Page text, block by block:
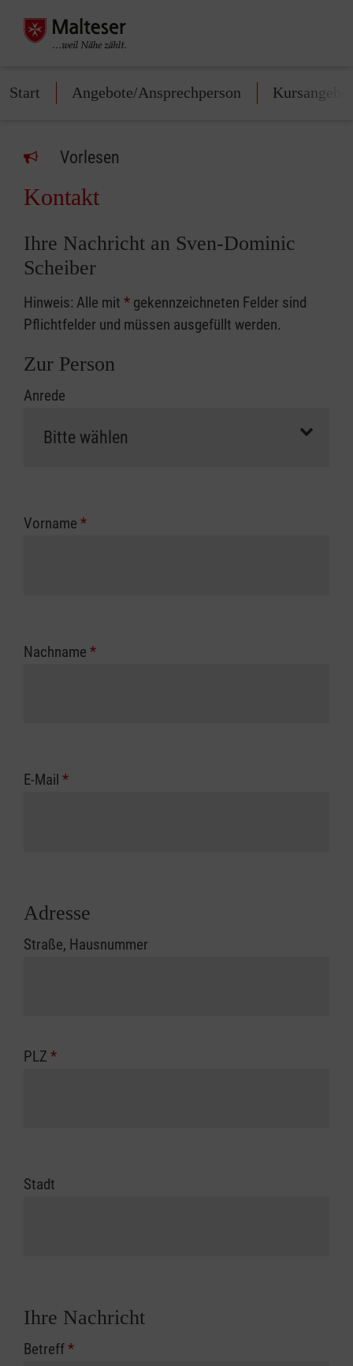
Start Angebote/Ansprechperson Kursangebot
Vorlesen
Kontakt
Ihre Nachricht an Sven-Dominic
Scheiber
Hinweis: Alle mit * gekennzeichneten Felder sind
Pflichtfelder und müssen ausgefüllt werden.
Zur Person
Anrede
Vorname *
Nachname *
E-Mail *
Adresse
Straße, Hausnummer
PLZ *
Stadt
Ihre Nachricht
Betreff*